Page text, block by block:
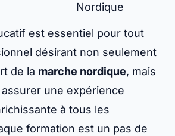
Nordique
est essentiel pour tout
désirant non seulement
de la marche nordique, mais
une expérience
à tous les
formation est un pas de